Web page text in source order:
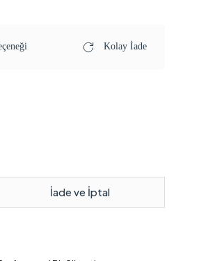
Kolay İade
İade ve İptal